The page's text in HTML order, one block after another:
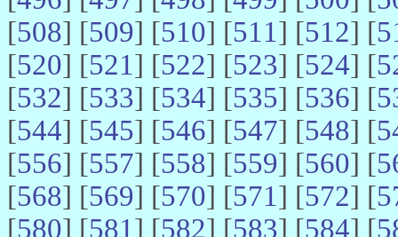
[508] [509] [510] [511] [512] [
[520] [521] [522] [523] [524] [
[532] [533] [534] [535] [536] [
[544] [545] [546] [547] [548] [
[556] [557] [558] [559] [560] [
[568] [569] [570] [571] [572] [
[580] [581] [582] [583] [584] [